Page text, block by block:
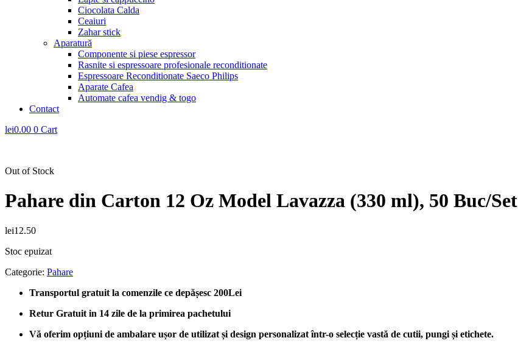
Ciocolata Calda
Ceaiuri
Zahar stick
Aparatură
Componente si piese espressor
Rasnite si espressoare profesionale reconditionate
Espressoare Reconditionate Saeco Philips
Aparate Cafea
Automate cafea vendig & togo
Contact
lei0.00 0 Cart
Out of Stock
Pahare din Carton 12 Oz Model Lavazza (330 ml), 50 Buc/Set
lei12.50
Stoc epuizat
Categorie: Pahare
Transportul gratuit la comenzile ce depășesc 200Lei
Retur Gratuit in 14 zile de la primirea pachetului
Vă oferim opțiuni de ambalare ușor de utilizat și design personalizat într-o selecție vastă de cutii, pungi și etichete.